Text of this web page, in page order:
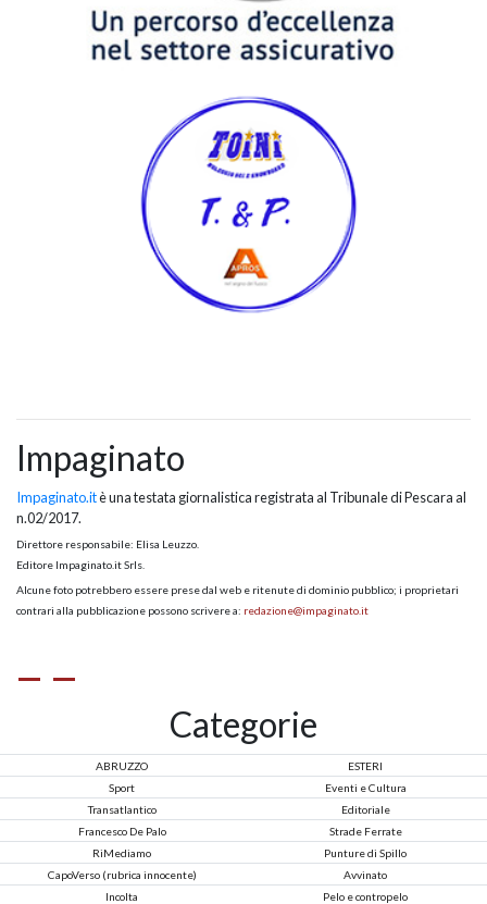
Impaginato
Impaginato.itè una testata giornalistica registrata al Tribunale di Pescara al
n.02/2017.
Direttore responsabile: Elisa Leuzzo.
Editore Impaginato.it Srls.
Alcune foto potrebbero essere prese dal web e ritenute di dominio pubblico; i proprietari
contrari alla pubblicazione possono scrivere a: redazione@impaginato.it
Categorie
ABRUZZO
ESTERI
Sport
Eventi e Cultura
Transatlantico
Editoriale
Francesco De Palo
Strade Ferrate
RiMediamo
Punture di Spillo
CapoVerso (rubrica innocente)
Avvinato
Incolta
Pelo e contropelo